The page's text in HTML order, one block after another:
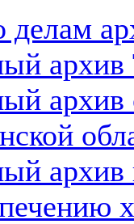
делам
архив